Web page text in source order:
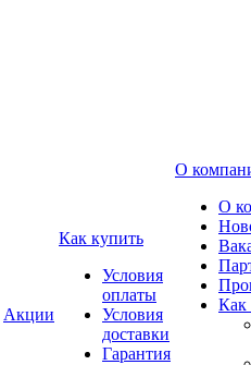
Акции
Как купить
Условия
оплаты
Условия
доставки
Гарантия
О
О
Как